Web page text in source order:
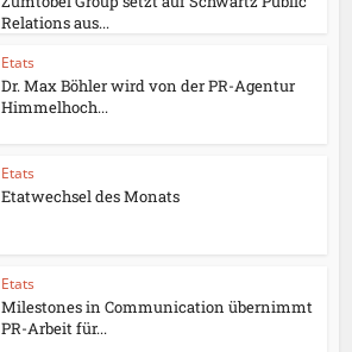
Relations aus...
Etats
Dr. Max Böhler wird von der PR-Agentur
Himmelhoch...
Etats
Etatwechsel des Monats
Etats
Milestones in Communication übernimmt
PR-Arbeit für...